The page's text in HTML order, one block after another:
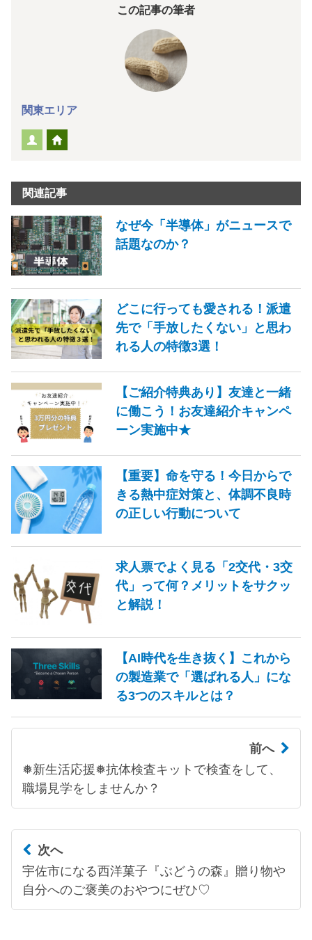
この記事の筆者
関東エリア
関連記事
なぜ今「半導体」がニュースで
話題なのか？
どこに行っても愛される！派遣
先で「手放したくない」と思わ
れる人の特徴3選！
【ご紹介特典あり】友達と一緒
に働こう！お友達紹介キャンペ
ーン実施中★
【重要】命を守る！今日からで
きる熱中症対策と、体調不良時
の正しい行動について
求人票でよく見る「2交代・3交
代」って何？メリットをサクッ
と解説！
【AI時代を生き抜く】これから
の製造業で「選ばれる人」にな
る3つのスキルとは？
前へ
❅新生活応援❅抗体検査キットで検査をして、
職場見学をしませんか？
次へ
宇佐市になる西洋菓子『ぶどうの森』贈り物や
自分へのご褒美のおやつにぜひ♡